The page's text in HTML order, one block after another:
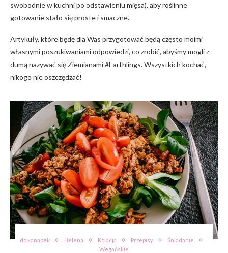
swobodnie w kuchni po odstawieniu mięsa), aby roślinne
gotowanie stało się proste i smaczne.
Artykuły, które będę dla Was przygotować będą często moimi
własnymi poszukiwaniami odpowiedzi, co zrobić, abyśmy mogli z
dumą nazywać się Ziemianami #Earthlings. Wszystkich kochać,
nikogo nie oszczędzać!
do kanapek Helena Kolacja Przepisy
Śniadanie
Wegańskie